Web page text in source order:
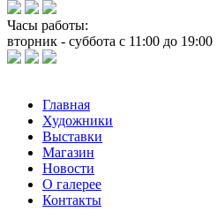
Часы работы:
вторник - суббота с 11:00 до 19:00
Главная
Художники
Выставки
Магазин
Новости
О галерее
Контакты